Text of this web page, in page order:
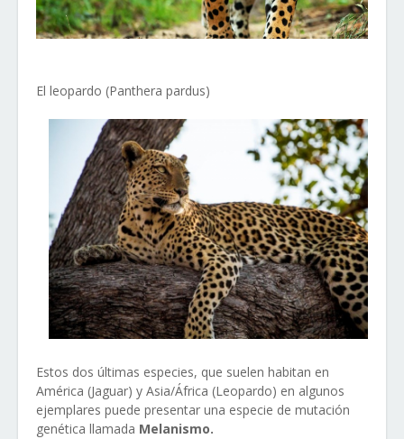
El leopardo (Panthera pardus)
Estos dos últimas especies, que suelen habitan en
América (Jaguar) y Asia/África (Leopardo) en algunos
ejemplares puede presentar una especie de mutación
genética llamada Melanismo.